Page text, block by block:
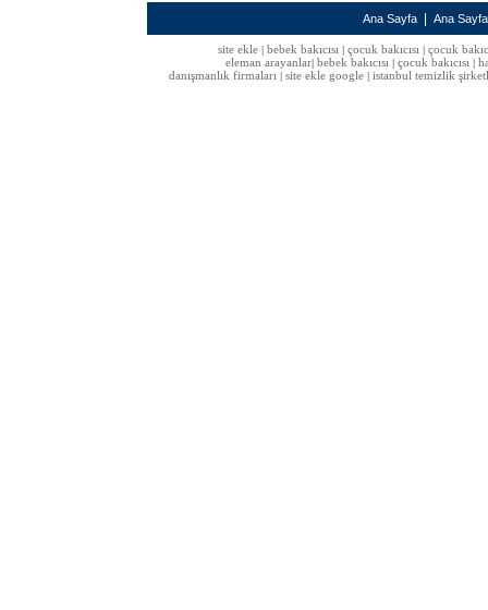
Ana Sayfa Ana
site ekle| bebek bakıcısı| çocuk bakıcısı| çocuk
eleman arayanlar bebek bakıcısı çocuk bakıcısı
danışmanlık firmaları
site ekle google istanbul temizlik